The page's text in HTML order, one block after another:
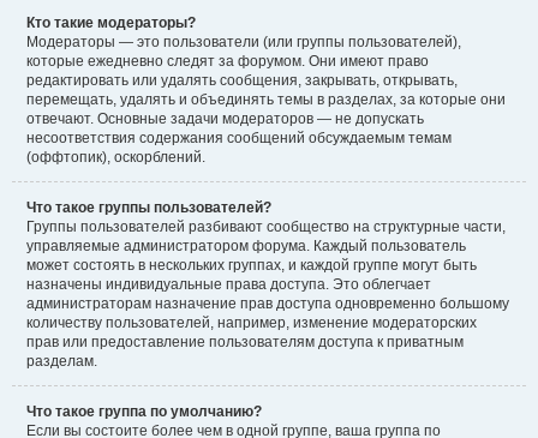
Кто такие модераторы?
Модераторы — это пользователи (или группы пользователей),
которые ежедневно следят за форумом. Они имеют право
редактировать или удалять сообщения, закрывать, открывать,
перемещать, удалять и объединять темы в разделах, за которые они
отвечают. Основные задачи модераторов — не допускать
несоответствия содержания сообщений обсуждаемым темам
(оффтопик), оскорблений.
Что такое группы пользователей?
Группы пользователей разбивают сообщество на структурные части,
управляемые администратором форума. Каждый пользователь
может состоять в нескольких группах, и каждой группе могут быть
назначены индивидуальные права доступа. Это облегчает
администраторам назначение прав доступа одновременно большому
количеству пользователей, например, изменение модераторских
прав или предоставление пользователям доступа к приватным
разделам.
Что такое группа по умолчанию?
Если вы состоите более чем в одной группе, ваша группа по